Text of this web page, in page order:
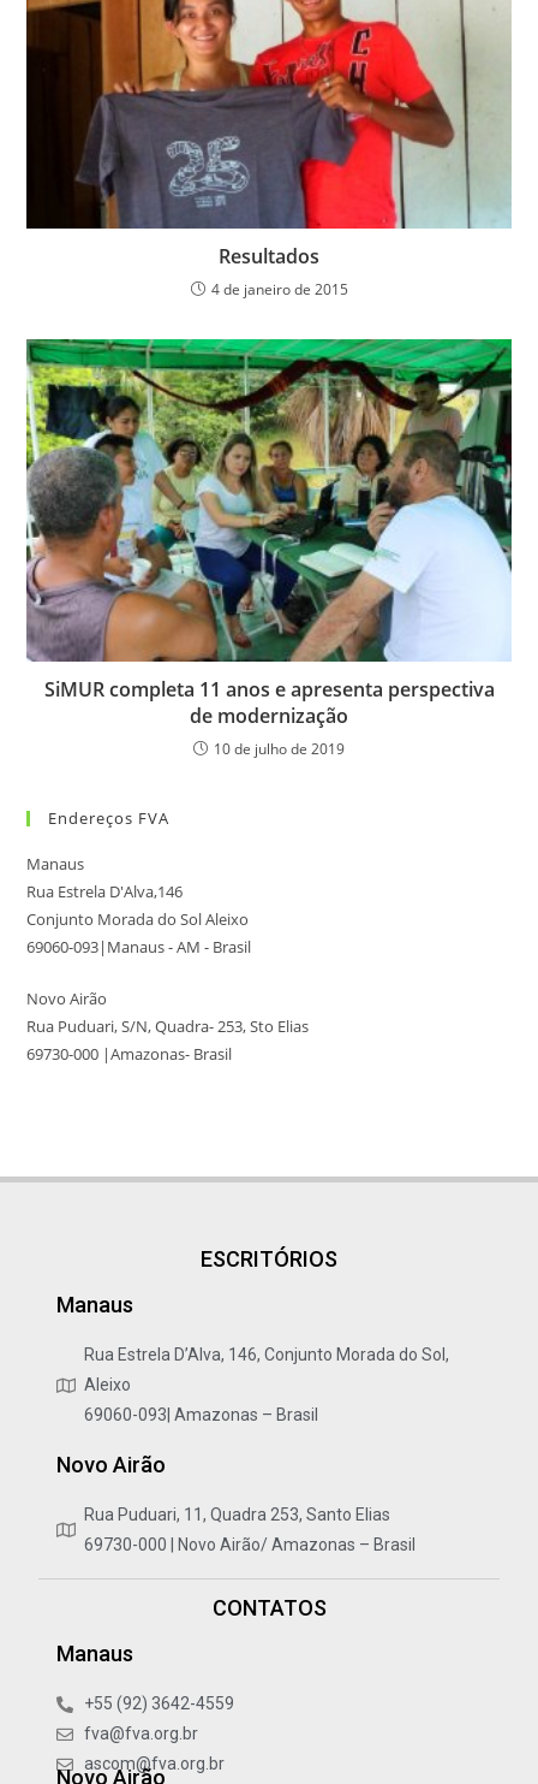
Resultados
4 de janeiro de 2015
SiMUR completa 11 anos e apresenta perspectiva
de modernização
10 de julho de 2019
Endereços FVA
Manaus
Rua Estrela D'Alva,146
Conjunto Morada do Sol Aleixo
69060-093|Manaus - AM - Brasil
Novo Airão
Rua Puduari, S/N, Quadra- 253, Sto Elias
69730-000 |Amazonas- Brasil
ESCRITÓRIOS
Manaus
Rua Estrela D’Alva, 146, Conjunto Morada do Sol,
Aleixo
69060-093| Amazonas – Brasil
Novo Airão
Rua Puduari, 11, Quadra 253, Santo Elias
69730-000 | Novo Airão/ Amazonas – Brasil
CONTATOS
Manaus
+55 (92) 3642-4559
fva@fva.org.br
ascom@fva.org.br
Novo Airão